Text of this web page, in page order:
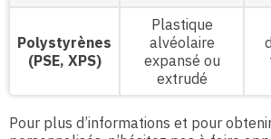
Polystyrènes
(PSE, XPS)
Plastique
alvéolaire
expansé ou
extrudé
Pour plus d’informations et pour